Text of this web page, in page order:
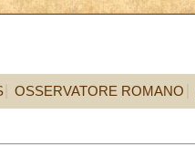
OSSERVATORE ROMANO